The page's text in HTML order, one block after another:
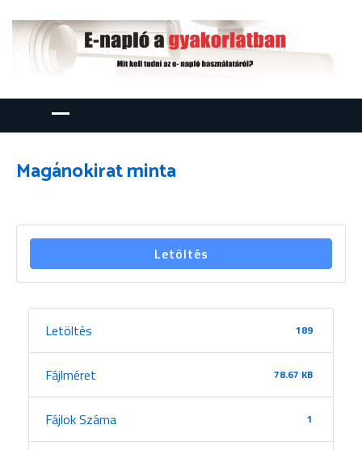
Magánokirat minta
Letöltés
Letöltés 189
Fájlméret 78.67 KB
Fájlok Száma 1